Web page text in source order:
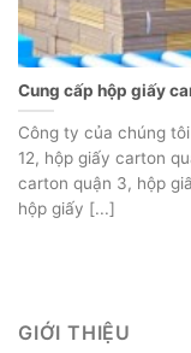
Cung cấp hộp giấy
Công ty của chúng
12, hộp giấy carton
carton quận 3, hộp
hộp giấy [...]
GIỚI THIỆU